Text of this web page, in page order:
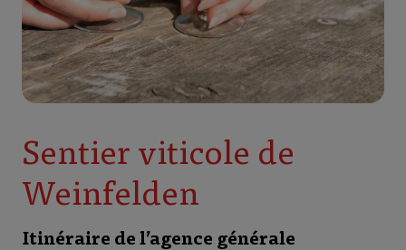
Sentier viticole de
Weinfelden
Itinéraire de l’agence générale